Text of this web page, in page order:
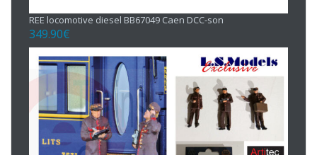
REE locomotive diesel BB67049 Caen DCC-son
349.90€